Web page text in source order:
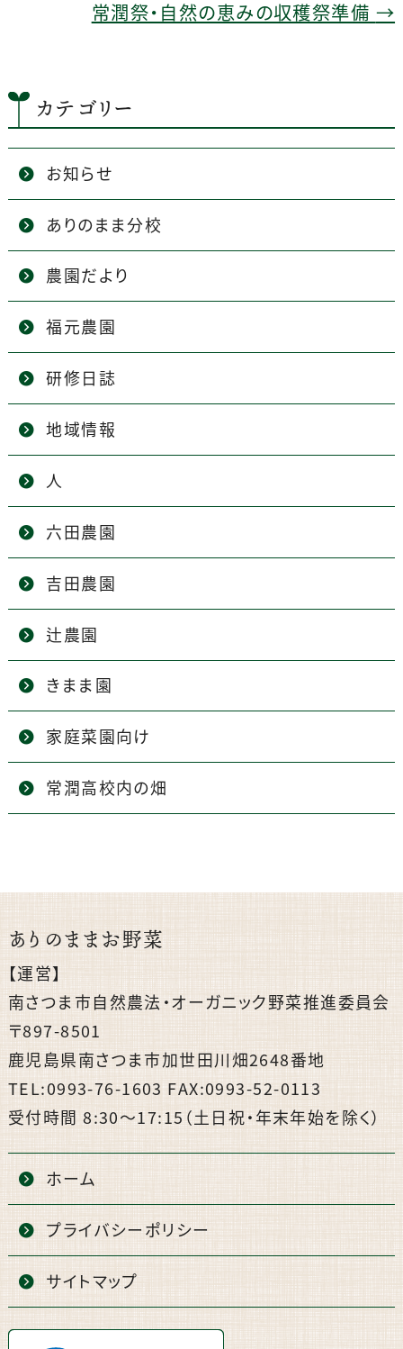
常潤祭・自然の恵みの収穫祭準備 →
カテゴリー
お知らせ
ありのまま分校
農園だより
福元農園
研修日誌
地域情報
人
六田農園
吉田農園
辻農園
きまま園
家庭菜園向け
常潤高校内の畑
ありのままお野菜
【運営】
南さつま市自然農法・オーガニック野菜推進委員会
〒897-8501
鹿児島県南さつま市加世田川畑2648番地
TEL:0993-76-1603 FAX:0993-52-0113
受付時間 8:30〜17:15（土日祝・年末年始を除く）
ホーム
プライバシーポリシー
サイトマップ